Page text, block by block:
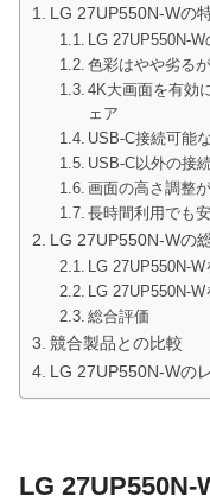
LG 27UP550N-Wの
LG 27UP550N-
色彩はやや劣る
4K大画面を有効
ェア
USB-C接続可能
USB-C以外の接
画面の高さ調整
長時間利用でも
LG 27UP550N-Wの
LG 27UP550N-
LG 27UP550N-
総合評価
競合製品との比較
LG 27UP550N-Wの
LG 27UP550N-